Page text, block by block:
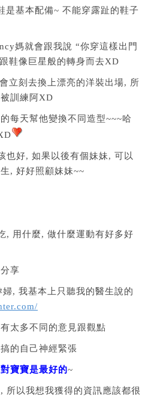
是基本配備~ 不能穿露趾的鞋子
媽就會跟我說 “你穿這樣出門
鞋像巨星般的轉身而去XD
立刻去換上漂亮的洋裝出場, 所
訓練阿XD
每天幫他變換不同造型~~~哈
也好, 如果以後有個妹妹, 可以
, 好好照顧妹妹~~
, 用什麼, 做什麼運動有好多好
享
, 我基本上只聽我的醫生說的
太多不同的意見跟觀點
的自己神經緊張
寶寶是最好的~
所以我想我獲得的資訊應該都很